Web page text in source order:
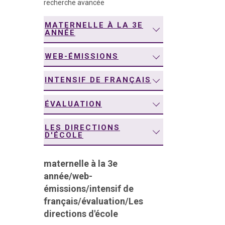
recherche avancée
MATERNELLE À LA 3E
ANNÉE
WEB-ÉMISSIONS
INTENSIF DE FRANÇAIS
ÉVALUATION
LES DIRECTIONS
D'ÉCOLE
maternelle à la 3e
année/web-
émissions/intensif de
français/évaluation/Les
directions d'école